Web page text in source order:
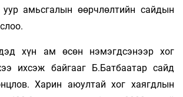
уур амьсгалын өөрчлөлтийн сайдын
хүн ам өсөн нэмэгдсэнээр хог
ихсэж байгааг Б.Батбаатар сайд
Харин аюултай хог хаягдлын